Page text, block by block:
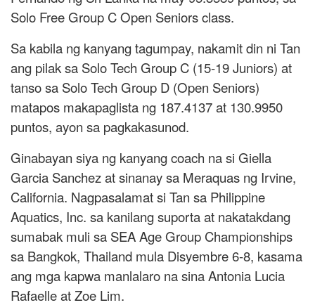
Solo Free Group C Open Seniors class.
Sa kabila ng kanyang tagumpay, nakamit din ni Tan
ang pilak sa Solo Tech Group C (15-19 Juniors) at
tanso sa Solo Tech Group D (Open Seniors)
matapos makapaglista ng 187.4137 at 130.9950
puntos, ayon sa pagkakasunod.
Ginabayan siya ng kanyang coach na si Giella
Garcia Sanchez at sinanay sa Meraquas ng Irvine,
California. Nagpasalamat si Tan sa Philippine
Aquatics, Inc. sa kanilang suporta at nakatakdang
sumabak muli sa SEA Age Group Championships
sa Bangkok, Thailand mula Disyembre 6-8, kasama
ang mga kapwa manlalaro na sina Antonia Lucia
Rafaelle at Zoe Lim.